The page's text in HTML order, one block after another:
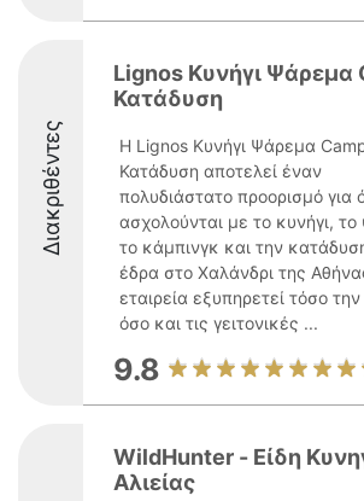
Διακριθέντες
Lignos Κυνήγι Ψάρεμα
Κατάδυση
Η Lignos Κυνήγι Ψάρεμα
Κατάδυση αποτελεί έναν
πολυδιάστατο προορισμό για
ασχολούνται με το κυνήγι,
το κάμπινγκ και την
έδρα στο Χαλάνδρι της
εταιρεία εξυπηρετεί τόσο την
όσο και τις γειτονικές ...
9.8
WildHunter - Είδη
Αλιείας